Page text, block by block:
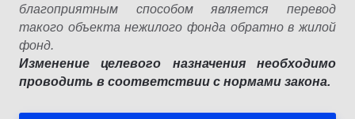
благоприятным способом является перевод
такого объекта нежилого фонда обратно в жилой
фонд.
Изменение целевого назначения необходимо
проводить в соответствии с нормами закона.